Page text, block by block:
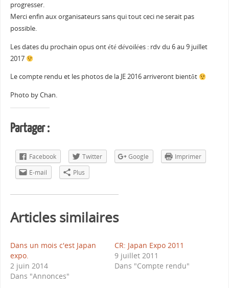
progresser.
Merci enfin aux organisateurs sans qui tout ceci ne serait pas
possible.
Les dates du prochain opus ont été dévoilées : rdv du 6 au 9 juillet
2017
Le compte rendu et les photos de la JE 2016 arriveront bientôt
Photo by Chan.
Partager :
Facebook Twitter Google
Imprimer
E-mail
Plus
Articles similaires
Dans un mois c'est Japan
expo.
2 juin 2014
Dans "Annonces"
CR: Japan Expo 2011
9 juillet 2011
Dans "Compte rendu"